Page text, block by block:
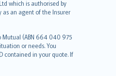
which is authorised by
an agent of the Insurer
Mutual (ABN 664 040 975
or needs. You
contained in your quote. If